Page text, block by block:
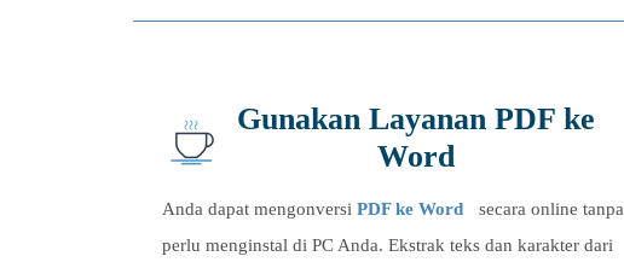
Gunakan Layanan PDF ke
Word
Anda dapat mengonversi PDF ke Word
secara online tanpa
perlu menginstal di PC Anda. Ekstrak teks dan karakter dari